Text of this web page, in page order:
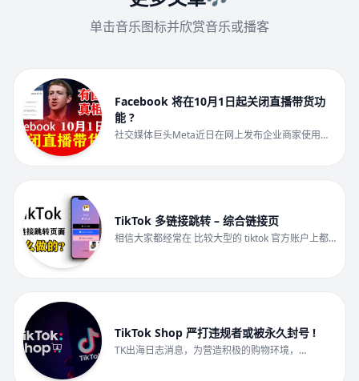
单击音乐图标并欣赏音乐或播客
Facebook 将在10月1日起关闭直播带货功
能 ?
社交媒体巨头Meta近日在网上发布企业商家使用说
TikTok 多链接跳转 – 综合链接页
相信大家都经常在 比较大型的 tiktok 官方账户上都
TikTok Shop 严打违规者或被永久封号 !
TK出海日志消息，为营造积极的购物环境，